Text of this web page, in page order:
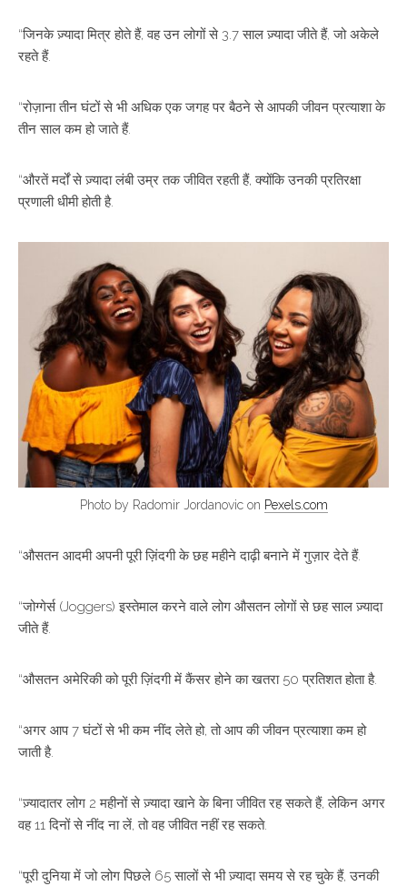
“जिनके ज़्यादा मित्र होते हैं, वह उन लोगों से 3.7 साल ज़्यादा जीते हैं, जो अकेले
रहते हैं.
“रोज़ाना तीन घंटों से भी अधिक एक जगह पर बैठने से आपकी जीवन प्रत्याशा के
तीन साल कम हो जाते हैं.
“औरतें मर्दों से ज़्यादा लंबी उम्र तक जीवित रहती हैं, क्योंकि उनकी प्रतिरक्षा
प्रणाली धीमी होती है.
Photo by Radomir Jordanovic on Pexels.com
“औसतन आदमी अपनी पूरी ज़िंदगी के छह महीने दाढ़ी बनाने में गुज़ार देते हैं.
“जोग्गेर्स (Joggers) इस्तेमाल करने वाले लोग औसतन लोगों से छह साल ज़्यादा
जीते हैं.
“औसतन अमेरिकी को पूरी ज़िंदगी में कैंसर होने का खतरा 50 प्रतिशत होता है.
“अगर आप 7 घंटों से भी कम नींद लेते हो, तो आप की जीवन प्रत्याशा कम हो
जाती है.
“ज़्यादातर लोग 2 महीनों से ज़्यादा खाने के बिना जीवित रह सकते हैं, लेकिन अगर
वह 11 दिनों से नींद ना लें, तो वह जीवित नहीं रह सकते.
“पूरी दुनिया में जो लोग पिछले 65 सालों से भी ज़्यादा समय से रह चुके हैं, उनकी